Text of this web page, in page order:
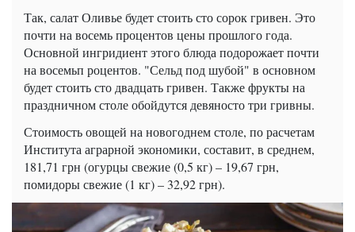
Так, салат Оливье будет стоить сто сорок гривен. Это
почти на восемь процентов цены прошлого года.
Основной ингридиент этого блюда подорожает почти
на восемьп роцентов. "Сельд под шубой" в основном
будет стоить сто двадцать гривен. Также фрукты на
праздничном столе обойдутся девяносто три гривны.
Стоимость овощей на новогоднем столе, по расчетам
Института аграрной экономики, составит, в среднем,
181,71 грн (огурцы свежие (0,5 кг) – 19,67 грн,
помидоры свежие (1 кг) – 32,92 грн).